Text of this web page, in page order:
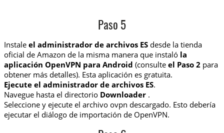
Paso 5
Instale el administrador de archivos ESdesde la tienda
oficial de Amazon de la misma manera que instaló la
aplicación OpenVPN para Android (consulte el Paso 2 para
obtener más detalles). Esta aplicación es gratuita.
Ejecute el administrador de archivos ES.
Navegue hasta el directorio Downloader.
Seleccione y ejecute el archivo ovpn descargado. Esto debería
ejecutar el diálogo de importación de OpenVPN.